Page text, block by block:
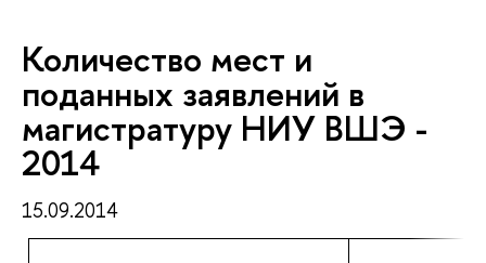
Количество мест и
поданных заявлений в
магистратуру НИУ ВШЭ -
2014
15.09.2014